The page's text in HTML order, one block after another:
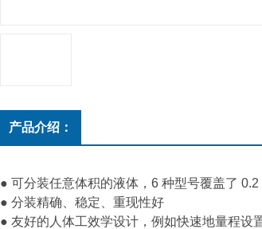
产品介绍：
● 可分装任意体积的液体，6 种型号覆盖了 0.2
● 分装精确、稳定、重现性好
● 友好的人体工效学设计，例如快速地量程设